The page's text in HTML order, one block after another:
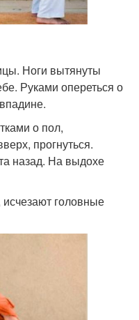
Ноги вытянуты
Руками опереться о
о пол,
прогнуться.
назад. На выдохе
головные